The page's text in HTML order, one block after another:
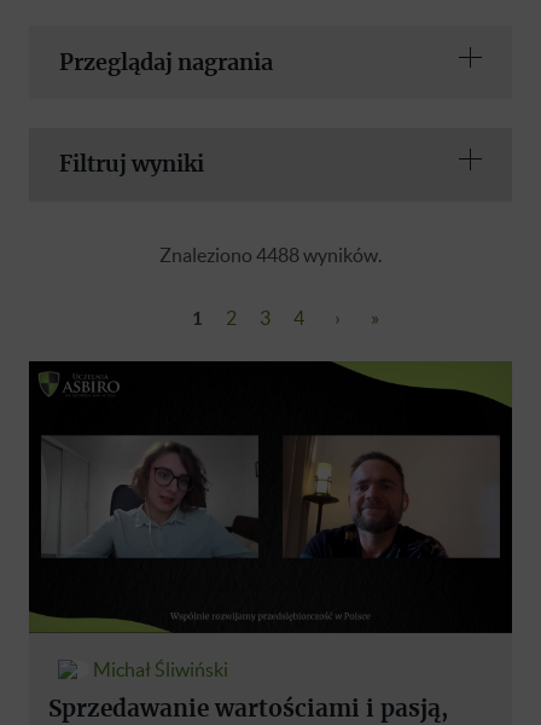
Przeglądaj nagrania
Filtruj wyniki
Znaleziono 4488 wyników.
1 2 3 4 › »
Michał Śliwiński
Sprzedawanie wartościami i pasją,